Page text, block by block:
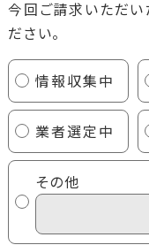
今回ご請求いただい
ださい。
情報収集中
業者選定中
その他